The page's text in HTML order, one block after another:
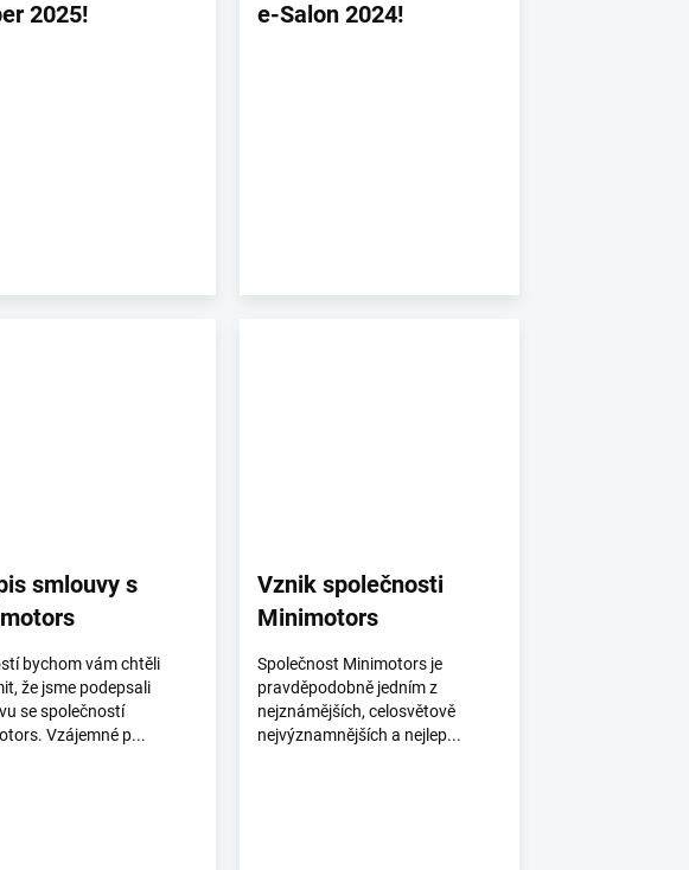
2025!
e-Salon 2024!
smlouvy s
bychom vám chtěli
že jsme podepsali
se společností
Vzájemné p...
Vznik společnosti
Minimotors
Společnost Minimotors je
pravděpodobně jedním z
nejznámějších, celosvětově
nejvýznamnějších a nejlep...